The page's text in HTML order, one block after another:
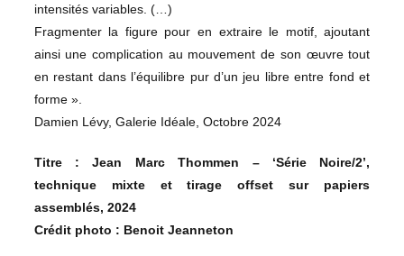
intensités variables. (…)
Fragmenter la figure pour en extraire le motif, ajoutant
ainsi une complication au mouvement de son œuvre tout
en restant dans l’équilibre pur d’un jeu libre entre fond et
forme ».
Damien Lévy, Galerie Idéale, Octobre 2024
Titre : Jean Marc Thommen – ‘Série Noire/2’,
technique mixte et tirage offset sur papiers
assemblés, 2024
Crédit photo : Benoit Jeanneton